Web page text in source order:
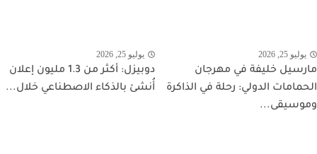
يوليو 25, 2026
مارسيل خليفة في مهرجان
الحمامات الدولي: رحلة في الذاكرة
وموسيقى...
يوليو 25, 2026
دوبيزل: أكثر من 1.3 مليون إعلان
أُنشئ بالذكاء الاصطناعي خلال...